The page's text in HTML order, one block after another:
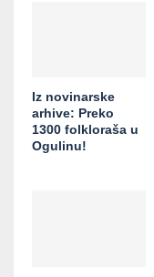
Iz novinarske
arhive: Preko
1300 folkloraša u
Ogulinu!